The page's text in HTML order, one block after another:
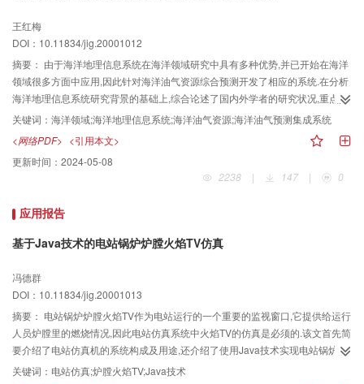
王红梅
DOI：10.11834/jig.20001012
摘要： 由于海洋地理信息系统在海洋领域研究中具有多种优势,并已开始在海洋
领域很多方面中应用,因此针对海洋油气资源综合预测开发了相应的系统.在分析
海洋地理信息系统研究背景的基础上,综合论述了国内外学者的研究状况,重点介
绍了针对海洋油气资源综合预测而开发的海洋油气资源预测集成系统,即主要介
绍了该系统的系统环境、工作流程及其结构和功能.最后,论述了该项研究的结论
以及发展前景.该项研究推动了海洋油气资源综合预测地理信息系统的产业化发
展,为我国海洋地理信息系统的研究奠定了一定的基础.
关键词： 海洋领域;海洋地理信息系统;海洋油气资源;海洋油气预测集成系统
<网络PDF> <引用本文>
更新时间： 2024-05-08
2238
| 147 | 0
应用报告
基于Java技术的电站锅炉炉膛火焰TV仿真
冯德群
DOI：10.11834/jig.20001013
摘要： 电站锅炉炉膛火焰TV作为电站运行的一个重要的监视窗口,它提供给运行
人员炉膛里的燃烧情况,因此电站仿真系统中火焰TV的仿真是必须的.该文首先简
要介绍了电站仿真机的系统构成及用途,还介绍了使用Java技术实现电站锅炉炉
膛火焰TV仿真的方法,并实现了部分锅炉燃烧工况的火焰仿真,通过仿真试验认为
关键词： 电站仿真;炉膛火焰TV;Java技术